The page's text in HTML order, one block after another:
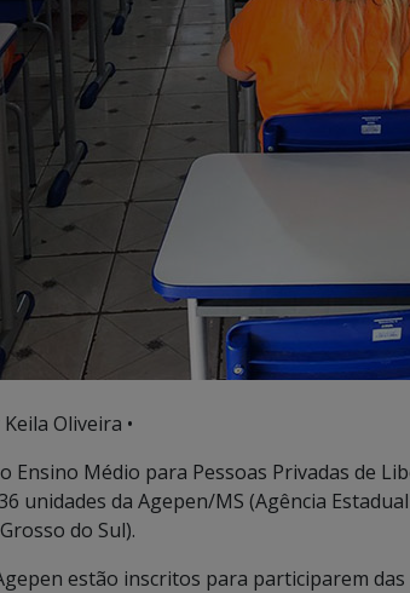
Keila Oliveira •
Ensino Médio para Pessoas Privadas de
unidades da Agepen/MS (Agência
do Sul).
estão inscritos para participarem